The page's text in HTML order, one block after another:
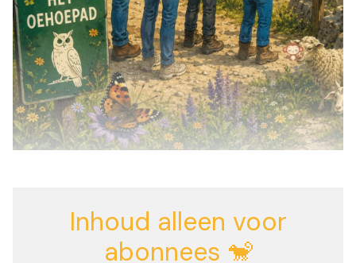
Inhoud alleen voor
abonnees 🐒